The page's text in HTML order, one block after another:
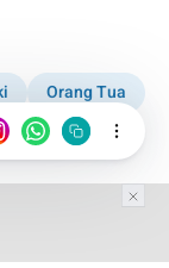
Orang Tua